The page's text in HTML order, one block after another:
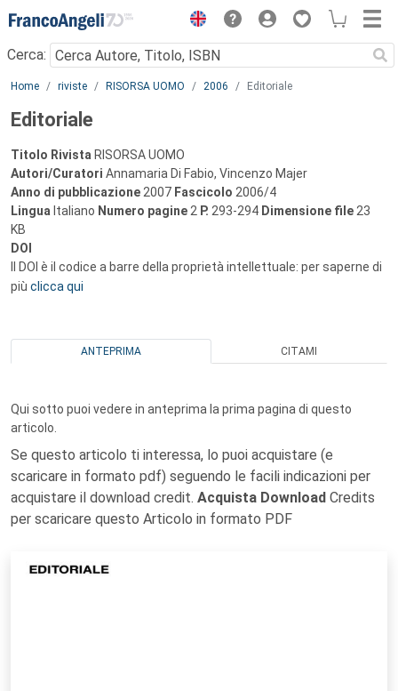
Menu
Cerca:
Main content
Home riviste RISORSA UOMO 2006 Editoriale
Editoriale
Titolo Rivista RISORSA UOMO
Autori/Curatori Annamaria Di Fabio, Vincenzo Majer
Anno di pubblicazione 2007 Fascicolo 2006/4
Lingua Italiano Numero pagine 2 P. 293-294 Dimensione file 23
KB
DOI
Il DOI è il codice a barre della proprietà intellettuale: per saperne di
più clicca qui
ANTEPRIMA CITAMI
Qui sotto puoi vedere in anteprima la prima pagina di questo
articolo.
Se questo articolo ti interessa, lo puoi acquistare (e
scaricare in formato pdf) seguendo le facili indicazioni per
acquistare il download credit. Acquista Download Credits
per scaricare questo Articolo in formato PDF